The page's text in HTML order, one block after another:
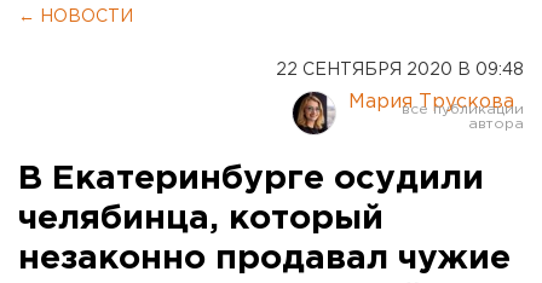
← НОВОСТИ
22 СЕНТЯБРЯ 2020 В 09:48
Мария Трускова
В Екатеринбурге осудили
челябинца, который
незаконно продавал чужие